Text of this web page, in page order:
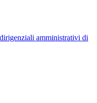
amministrativi di